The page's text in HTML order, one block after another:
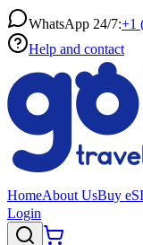
WhatsApp 24/7:+1
Help and contact
HomeAbout UsBuy
Login